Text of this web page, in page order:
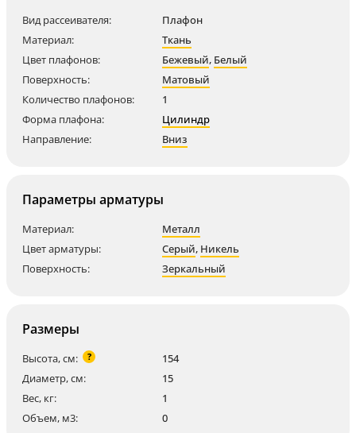
Вид рассеивателя:
Плафон
Материал:
Ткань
Цвет плафонов:
Бежевый, Белый
Поверхность:
Матовый
Количество плафонов:
1
Форма плафона:
Цилиндр
Направление:
Вниз
Параметры арматуры
Материал:
Металл
Цвет арматуры:
Серый, Никель
Поверхность:
Зеркальный
Размеры
Высота, см: ?
154
Диаметр, см:
15
Вес, кг:
1
Объем, м3:
0